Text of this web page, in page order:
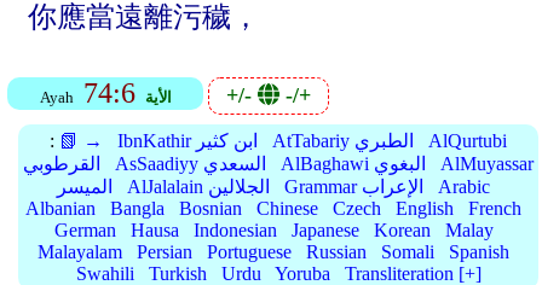
你應當遠離污穢，
Ayah 74:6 الأية +/- -/+
: 📗 → IbnKathir ابن كثير AtTabariy الطبري
AlQurtubi
القرطوبي
AsSaadiyy السعدي AlBaghawi البغوي
AlMuyassar
الميسر
AlJalalain الجلالين Grammar الإعراب
Arabic
Albanian
Bangla Bosnian Chinese Czech English
French
German
Hausa Indonesian Japanese Korean
Malay
Malayalam
Persian Portuguese Russian Somali
Spanish
Swahili
Turkish Urdu Yoruba Transliteration [+]